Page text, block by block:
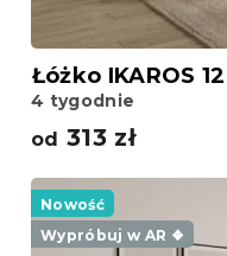
Łóżko IKAROS
4 tygodnie
od 313 zł
Nowość
Wypróbuj w AR ❖